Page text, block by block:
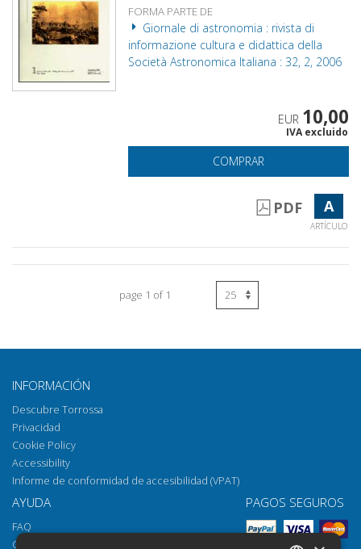
FORMA PARTE DE
Giornale di astronomia : rivista di
informazione cultura e didattica della
Società Astronomica Italiana : 32, 2, 2006
EUR 10,00
IVA excluido
COMPRAR
PDF A
ARTÍCULO
page 1 of 1
INFORMACIÓN
Descubre Torrossa
Privacidad
Cookie Policy
Accessibility
Informe de conformidad de accesibilidad (VPAT)
AYUDA
FAQ
Cómo abrir los archivos
PAGOS SEGUROS